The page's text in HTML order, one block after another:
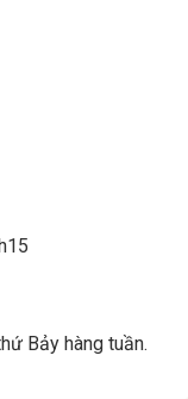
Bảy hàng tuần.